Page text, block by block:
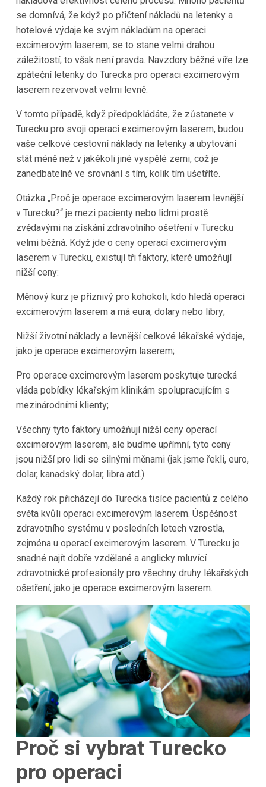
se domnívá, že když po přičtení nákladů na letenky a
hotelové výdaje ke svým nákladům na operaci
excimerovým laserem, se to stane velmi drahou
záležitostí; to však není pravda. Navzdory běžné víře lze
zpáteční letenky do Turecka pro operaci excimerovým
laserem rezervovat velmi levně.
V tomto případě, když předpokládáte, že zůstanete v
Turecku pro svoji operaci excimerovým laserem, budou
vaše celkové cestovní náklady na letenky a ubytování
stát méně než v jakékoli jiné vyspělé zemi, což je
zanedbatelné ve srovnání s tím, kolik tím ušetříte.
Otázka „Proč je operace excimerovým laserem levnější
v Turecku?“ je mezi pacienty nebo lidmi prostě
zvědavými na získání zdravotního ošetření v Turecku
velmi běžná. Když jde o ceny operací excimerovým
laserem v Turecku, existují tři faktory, které umožňují
nižší ceny:
Měnový kurz je příznivý pro kohokoli, kdo hledá operaci
excimerovým laserem a má eura, dolary nebo libry;
Nižší životní náklady a levnější celkové lékařské výdaje,
jako je operace excimerovým laserem;
Pro operace excimerovým laserem poskytuje turecká
vláda pobídky lékařským klinikám spolupracujícím s
mezinárodními klienty;
Všechny tyto faktory umožňují nižší ceny operací
excimerovým laserem, ale buďme upřímní, tyto ceny
jsou nižší pro lidi se silnými měnami (jak jsme řekli, euro,
dolar, kanadský dolar, libra atd.).
Každý rok přicházejí do Turecka tisíce pacientů z celého
světa kvůli operaci excimerovým laserem. Úspěšnost
zdravotního systému v posledních letech vzrostla,
zejména u operací excimerovým laserem. V Turecku je
snadné najít dobře vzdělané a anglicky mluvící
zdravotnické profesionály pro všechny druhy lékařských
ošetření, jako je operace excimerovým laserem.
Proč si vybrat Turecko
pro operaci